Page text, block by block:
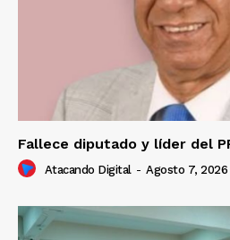
Fallece diputado y líder del
Atacando Digital - Agosto 7, 2026